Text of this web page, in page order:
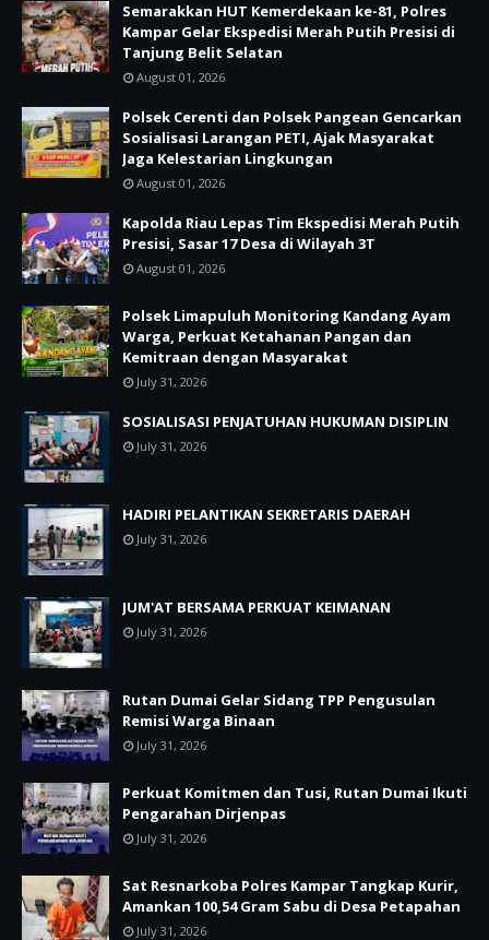
Semarakkan HUT Kemerdekaan ke-81, Polres
Kampar Gelar Ekspedisi Merah Putih Presisi di
Tanjung Belit Selatan
August 01, 2026
Polsek Cerenti dan Polsek Pangean Gencarkan
Sosialisasi Larangan PETI, Ajak Masyarakat
Jaga Kelestarian Lingkungan
August 01, 2026
Kapolda Riau Lepas Tim Ekspedisi Merah Putih
Presisi, Sasar 17 Desa di Wilayah 3T
August 01, 2026
Polsek Limapuluh Monitoring Kandang Ayam
Warga, Perkuat Ketahanan Pangan dan
Kemitraan dengan Masyarakat
July 31, 2026
SOSIALISASI PENJATUHAN HUKUMAN DISIPLIN
July 31, 2026
HADIRI PELANTIKAN SEKRETARIS DAERAH
July 31, 2026
JUM'AT BERSAMA PERKUAT KEIMANAN
July 31, 2026
Rutan Dumai Gelar Sidang TPP Pengusulan
Remisi Warga Binaan
July 31, 2026
Perkuat Komitmen dan Tusi, Rutan Dumai Ikuti
Pengarahan Dirjenpas
July 31, 2026
Sat Resnarkoba Polres Kampar Tangkap Kurir,
Amankan 100,54 Gram Sabu di Desa Petapahan
July 31, 2026